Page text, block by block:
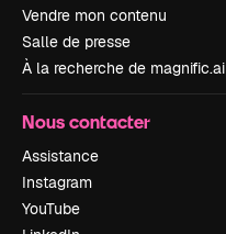
Vendre mon contenu
Salle de presse
À la recherche de magnific.ai
Nous contacter
Assistance
Instagram
YouTube